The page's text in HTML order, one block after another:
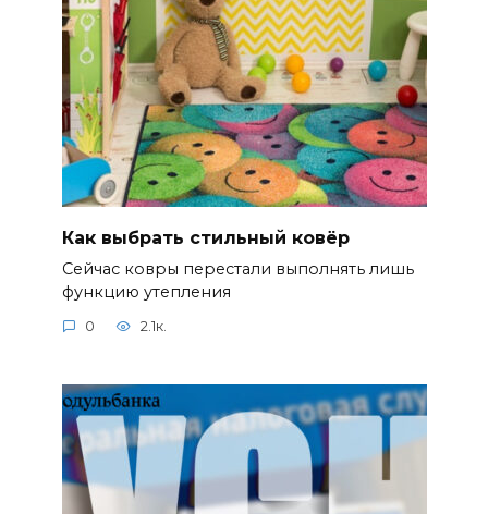
Как выбрать стильный ковёр
Сейчас ковры перестали выполнять лишь
функцию утепления
0 2.1к.